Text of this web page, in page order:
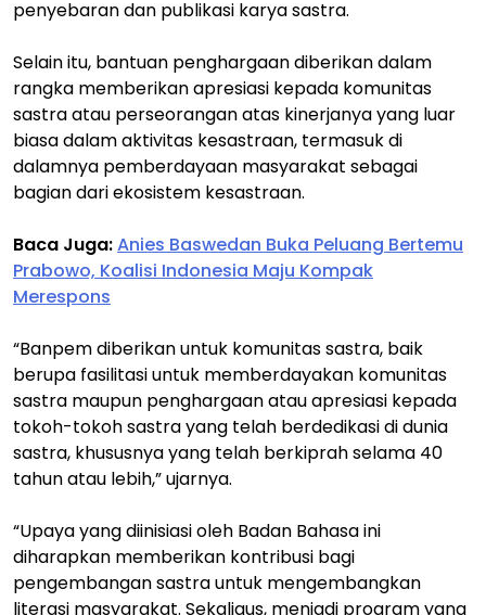
penyebaran dan publikasi karya sastra.
Selain itu, bantuan penghargaan diberikan dalam
rangka memberikan apresiasi kepada komunitas
sastra atau perseorangan atas kinerjanya yang luar
biasa dalam aktivitas kesastraan, termasuk di
dalamnya pemberdayaan masyarakat sebagai
bagian dari ekosistem kesastraan.
Baca Juga:Anies Baswedan Buka Peluang Bertemu
Prabowo, Koalisi Indonesia Maju Kompak
Merespons
“Banpem diberikan untuk komunitas sastra, baik
berupa fasilitasi untuk memberdayakan komunitas
sastra maupun penghargaan atau apresiasi kepada
tokoh-tokoh sastra yang telah berdedikasi di dunia
sastra, khususnya yang telah berkiprah selama 40
tahun atau lebih,” ujarnya.
“Upaya yang diinisiasi oleh Badan Bahasa ini
diharapkan memberikan kontribusi bagi
pengembangan sastra untuk mengembangkan
literasi masyarakat. Sekaligus, menjadi program yang